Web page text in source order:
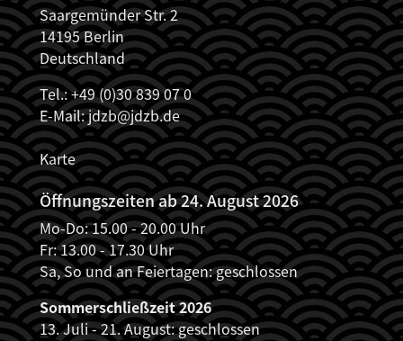
Saargemünder Str. 2
14195 Berlin
Deutschland
Tel.: +49 (0)30 839 07 0
E-Mail:jdzb@jdzb.de
Karte
Öffnungszeiten ab 24. August 2026
Mo-Do: 15.00 - 20.00 Uhr
Fr: 13.00 - 17.30 Uhr
Sa, So und an Feiertagen: geschlossen
Sommerschließzeit 2026
13. Juli - 21. August: geschlossen